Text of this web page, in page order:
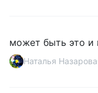
может быть это и
Наталья Назарова